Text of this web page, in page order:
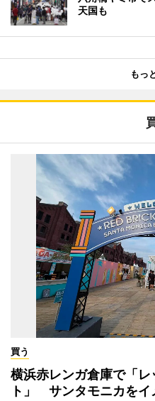
天国も
もっ
買う
横浜赤レンガ倉庫で「
ト」 サンタモニカを